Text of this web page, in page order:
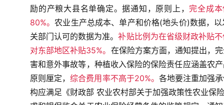
励的产粮大县名单确定。据通知，原则上，完全成
80%。农业生产总成本、单产和价格(地头价)数据，
关部门认可的数据为准。补贴比例为在省级财政补贴
对东部地区补贴35%。 在保险方案方面，通知提出，
害和意外事故等，种植收入保险的保险责任应涵盖农
原则厘定，综合费用率不高于20%。 各地要注重加强
构应满足《财政部 农业农村部关于加强政策性农业保